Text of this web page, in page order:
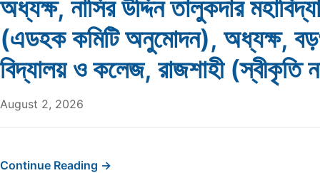
অধ্যক্ষ, নাসির উদ্দিন তালুকদার
(এডহক কমিটি অনুমোদন), অধ্যক্ষ,
বিদ্যালয় ও কলেজ, রাজশাহী (স্বীকৃতি
August 2, 2026
Continue Reading →